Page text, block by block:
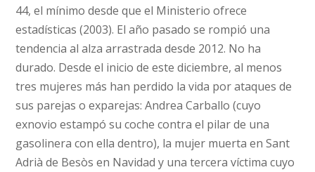
44, el mínimo desde que el Ministerio ofrece
estadísticas (2003). El año pasado se rompió una
tendencia al alza arrastrada desde 2012. No ha
durado. Desde el inicio de este diciembre, al menos
tres mujeres más han perdido la vida por ataques de
sus parejas o exparejas: Andrea Carballo (cuyo
exnovio estampó su coche contra el pilar de una
gasolinera con ella dentro), la mujer muerta en Sant
Adrià de Besòs en Navidad y una tercera víctima cuyo